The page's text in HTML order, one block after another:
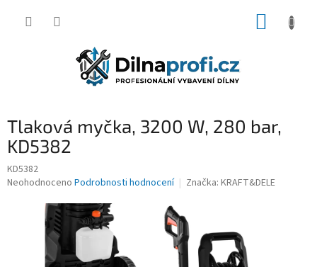
Tlaková myčka, 3200 W, 280 bar,
KD5382
KD5382
Průměrné
produktu
Neohodnoceno Podrobnosti hodnocení Značka: KRAFT&DELE